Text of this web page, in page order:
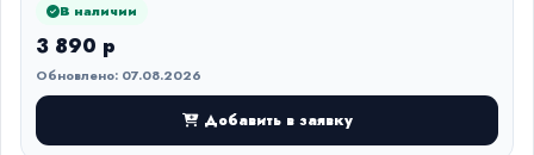
В наличии
3 890 р
Обновлено: 07.08.2026
Добавить в заявку